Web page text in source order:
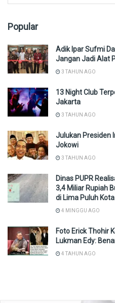
Popular
Adik Ipar Sufmi
Jangan Jadi Alat
3 TAHUN AGO
13 Night Club
Jakarta
3 TAHUN AGO
Julukan Presiden
Jokowi
3 TAHUN AGO
Dinas PUPR
3,4 Miliar Rupiah
di Lima Puluh Kota
4 MINGGU AGO
Foto Erick Thohir
Lukman Edy:
4 TAHUN AGO